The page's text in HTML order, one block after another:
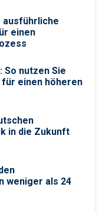
ausführliche
einen
nutzen Sie
einen höheren
in die Zukunft
weniger als 24